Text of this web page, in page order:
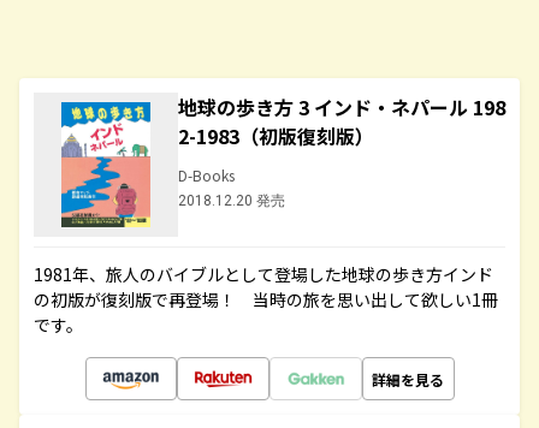
地球の歩き方 3 インド・ネパール 198
2-1983（初版復刻版）
D-Books
2018.12.20 発売
1981年、旅人のバイブルとして登場した地球の歩き方インド
の初版が復刻版で再登場！ 当時の旅を思い出して欲しい1冊
です。
詳細を見る